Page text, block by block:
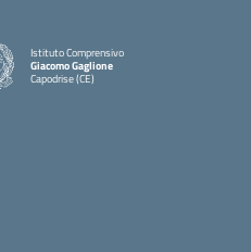
Istituto Comprensivo
Giacomo Gaglione
Capodrise (CE)
— Visita la pagina iniziale della scuola